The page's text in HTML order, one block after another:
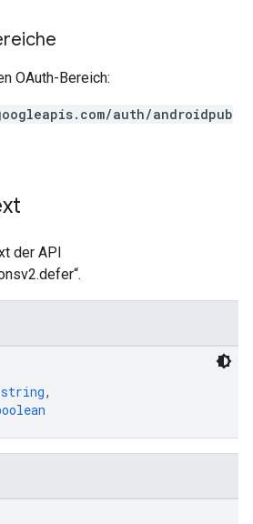
OAuth-Bereich:
auth/androidpub
der API
string,